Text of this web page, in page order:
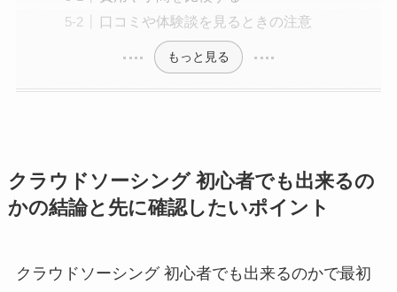
口コミや体験談を見るときの注意
もっと見る
クラウドソーシング 初心者でも出来るの
かの結論と先に確認したいポイント
クラウドソーシング 初心者でも出来るのかで最初